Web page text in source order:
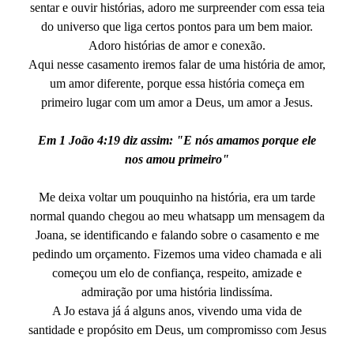
sentar e ouvir histórias, adoro me surpreender com essa teia
do universo que liga certos pontos para um bem maior.
Adoro histórias de amor e conexão.
Aqui nesse casamento iremos falar de uma história de amor,
um amor diferente, porque essa história começa em
primeiro lugar com um amor a Deus, um amor a Jesus.
Em 1 João 4:19 diz assim: "E nós amamos porque ele
nos amou primeiro"
Me deixa voltar um pouquinho na história, era um tarde
normal quando chegou ao meu whatsapp um mensagem da
Joana, se identificando e falando sobre o casamento e me
pedindo um orçamento. Fizemos uma video chamada e ali
começou um elo de confiança, respeito, amizade e
admiração por uma história lindissíma.
A Jo estava já á alguns anos, vivendo uma vida de
santidade e propósito em Deus, um compromisso com Jesus